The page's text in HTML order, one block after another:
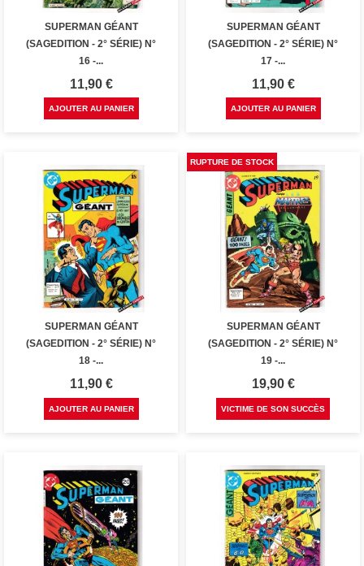
SUPERMAN GÉANT
(SAGEDITION - 2° SÉRIE) N°
16 -...
Prix
11,90 €
AJOUTER AU PANIER
SUPERMAN GÉANT
(SAGEDITION - 2° SÉRIE) N°
17 -...
Prix
11,90 €
AJOUTER AU PANIER
SUPERMAN GÉANT
(SAGEDITION - 2° SÉRIE) N°
18 -...
Prix
11,90 €
AJOUTER AU PANIER
SUPERMAN GÉANT
(SAGEDITION - 2° SÉRIE) N°
19 -...
Prix
19,90 €
VICTIME DE SON SUCCÈS
RUPTURE DE STOCK